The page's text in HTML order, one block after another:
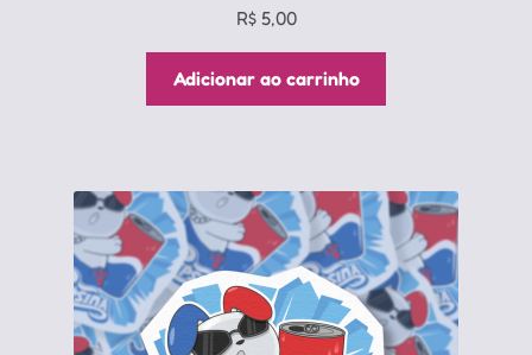
R$5,00
Adicionar ao carrinho